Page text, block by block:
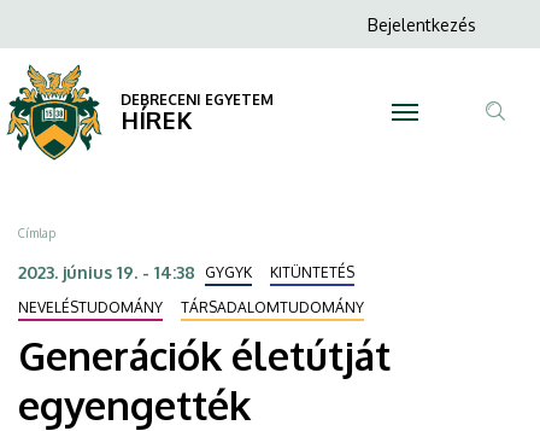
életútját
egyengették
DEBRECENI
EGYETEM
a
tartalomra
Anonim
menüje
Bejelentkezés
DEBRECENI EGYETEM
HÍREK
Morzsa
Címlap
2023. június 19. - 14:38 GYGYK
KITÜNTETÉS
NEVELÉSTUDOMÁNY
TÁRSADALOMTUDOMÁNY
Generációk életútját
egyengették